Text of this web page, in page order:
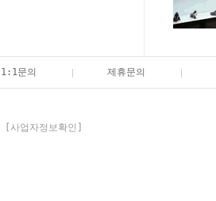
1:1문의 제휴문의
[사업자정보확인]